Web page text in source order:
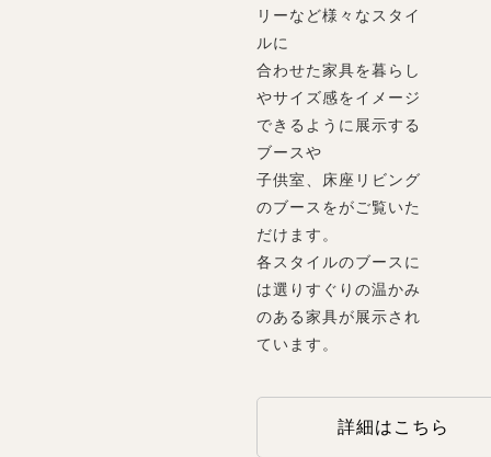
リーなど様々なスタイ
ルに
合わせた家具を暮らし
やサイズ感をイメージ
できるように展示する
ブースや
子供室、床座リビング
のブースをがご覧いた
だけます。
各スタイルのブースに
は選りすぐりの温かみ
のある家具が展示され
ています。
詳細はこちら